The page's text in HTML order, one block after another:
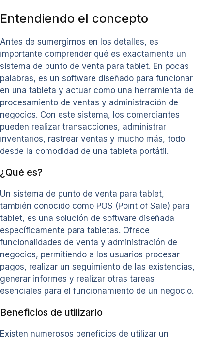
Entendiendo el concepto
Antes de sumergirnos en los detalles, es
importante comprender qué es exactamente un
sistema de punto de venta para tablet. En pocas
palabras, es un software diseñado para funcionar
en una tableta y actuar como una herramienta de
procesamiento de ventas y administración de
negocios. Con este sistema, los comerciantes
pueden realizar transacciones, administrar
inventarios, rastrear ventas y mucho más, todo
desde la comodidad de una tableta portátil.
¿Qué es?
Un sistema de punto de venta para tablet,
también conocido como POS (Point of Sale) para
tablet, es una solución de software diseñada
específicamente para tabletas. Ofrece
funcionalidades de venta y administración de
negocios, permitiendo a los usuarios procesar
pagos, realizar un seguimiento de las existencias,
generar informes y realizar otras tareas
esenciales para el funcionamiento de un negocio.
Beneficios de utilizarlo
Existen numerosos beneficios de utilizar un